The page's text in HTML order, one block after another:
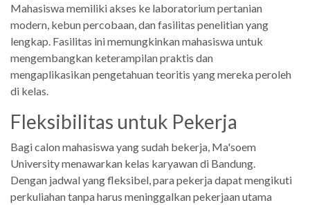
Mahasiswa memiliki akses ke laboratorium pertanian
modern, kebun percobaan, dan fasilitas penelitian yang
lengkap. Fasilitas ini memungkinkan mahasiswa untuk
mengembangkan keterampilan praktis dan
mengaplikasikan pengetahuan teoritis yang mereka peroleh
di kelas.
Fleksibilitas untuk Pekerja
Bagi calon mahasiswa yang sudah bekerja, Ma'soem
University menawarkan kelas karyawan di Bandung.
Dengan jadwal yang fleksibel, para pekerja dapat mengikuti
perkuliahan tanpa harus meninggalkan pekerjaan utama